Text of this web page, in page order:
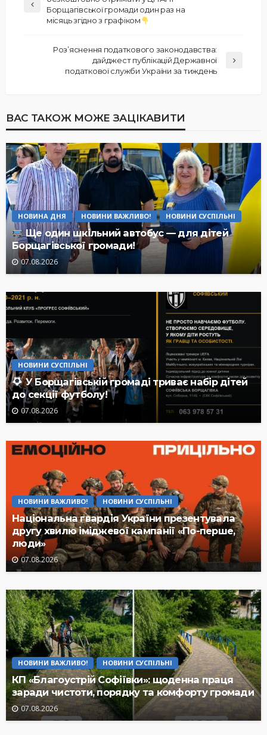
Борщагівської громади один раз на
місяць згідно з графіком
Роз’яснення податкового законодавства:
дайджест публікацій Державної
податкової служби України за тиждень
ВАС ТАКОЖ МОЖЕ ЗАЦІКАВИТИ
НОВИНА ДНЯ НОВИНИ ВАЖЛИВО! НОВИНИ СУСПІЛЬНІ
Ще один шкільний автобус — для дітей
Борщагівської громади!
07.08.2026
НОВИНИ СУСПІЛЬНІ
У Борщагівській громаді триває набір дітей
до секції футболу!
07.08.2026
НОВИНИ ВАЖЛИВО! НОВИНИ СУСПІЛЬНІ
Національна гвардія України презентувала
другу хвилю іміджевої кампанії «По-перше,
люди»
07.08.2026
НОВИНИ ВАЖЛИВО! НОВИНИ СУСПІЛЬНІ
КП «Благоустрій Софіївки»: щоденна праця
заради чистоти, порядку та комфорту громади
07.08.2026